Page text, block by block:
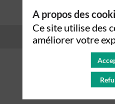
A propos des
Ce site utilise des
améliorer votre